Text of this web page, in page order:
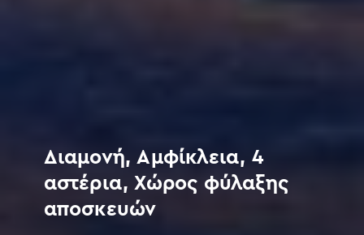
Διαμονή, Αμφίκλεια, 4
αστέρια, Χώρος φύλαξης
αποσκευών